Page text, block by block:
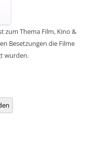
zum Thema Film, Kino &
Besetzungen die Filme
wurden.